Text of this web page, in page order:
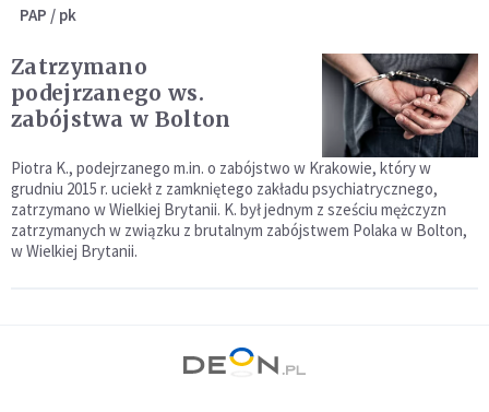
PAP / pk
Zatrzymano
podejrzanego ws.
zabójstwa w Bolton
Piotra K., podejrzanego m.in. o zabójstwo w Krakowie, który w
grudniu 2015 r. uciekł z zamkniętego zakładu psychiatrycznego,
zatrzymano w Wielkiej Brytanii. K. był jednym z sześciu mężczyzn
zatrzymanych w związku z brutalnym zabójstwem Polaka w Bolton,
w Wielkiej Brytanii.